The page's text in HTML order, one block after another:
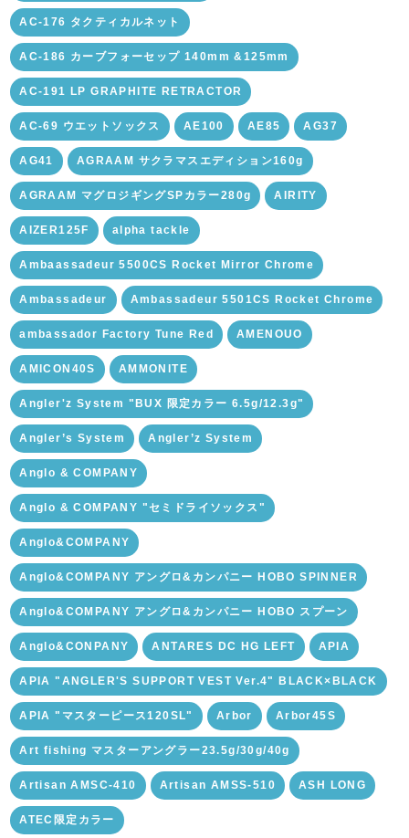
AC-176 タクティカルネット
AC-186 カーブフォーセップ 140mm &125mm
AC-191 LP GRAPHITE RETRACTOR
AC-69 ウエットソックス AE100 AE85 AG37
AG41 AGRAAM サクラマスエディション160g
AGRAAM マグロジギングSPカラー280g AIRITY
AIZER125F alpha tackle
Ambaassadeur 5500CS Rocket Mirror Chrome
Ambassadeur Ambassadeur 5501CS Rocket Chrome
ambassador Factory Tune Red AMENOUO
AMICON40S AMMONITE
Angler'z System "BUX 限定カラー 6.5g/12.3g"
Angler’s System Angler’z System
Anglo & COMPANY
Anglo & COMPANY "セミドライソックス"
Anglo&COMPANY
Anglo&COMPANY アングロ&カンパニー HOBO SPINNER
Anglo&COMPANY アングロ&カンパニー HOBO スプーン
Anglo&CONPANY ANTARES DC HG LEFT APIA
APIA "ANGLER'S SUPPORT VEST Ver.4" BLACK×BLACK
APIA "マスターピース120SL" Arbor Arbor45S
Art fishing マスターアングラー23.5g/30g/40g
Artisan AMSC-410 Artisan AMSS-510 ASH LONG
ATEC限定カラー